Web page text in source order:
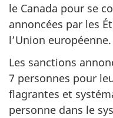
le Canada pour se
annoncées par les
l’Union européenne.
Les sanctions
7 personnes pour
flagrantes et
personne dans le